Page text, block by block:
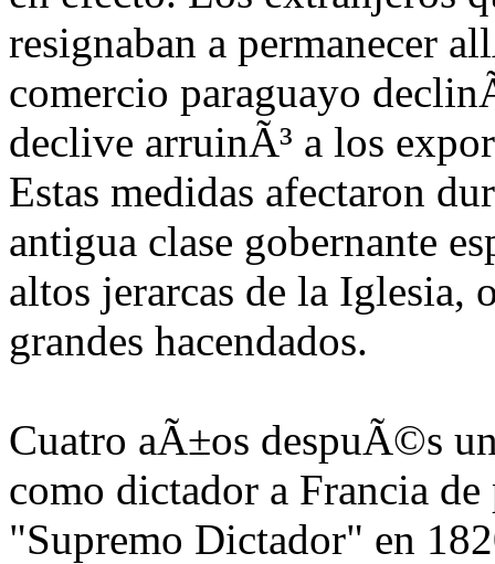
resignaban a permanecer
comercio paraguayo
declive arruinÃ³ a los
Estas medidas afectaron
antigua clase gobernante
altos jerarcas de la Iglesia,
grandes hacendados.
Cuatro aÃ±os despuÃ©s
como dictador a Francia
"Supremo Dictador" en